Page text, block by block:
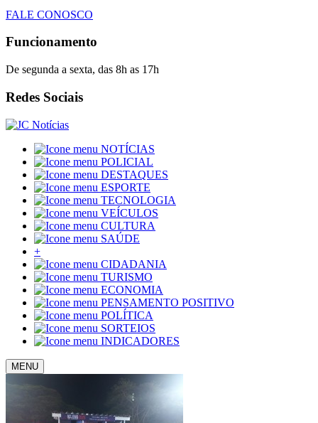
FALE CONOSCO
Funcionamento
De segunda a sexta, das 8h as 17h
Redes Sociais
NOTÍCIAS
POLICIAL
DESTAQUES
ESPORTE
TECNOLOGIA
VEÍCULOS
CULTURA
SAÚDE
+
CIDADANIA
TURISMO
ECONOMIA
PENSAMENTO POSITIVO
POLÍTICA
SORTEIOS
INDICADORES
MENU